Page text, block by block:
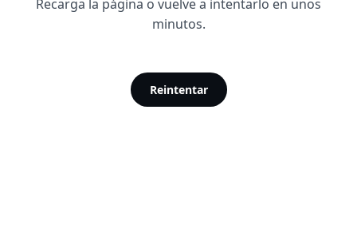
Recarga la página o vuelve a intentarlo en unos
minutos.
Reintentar